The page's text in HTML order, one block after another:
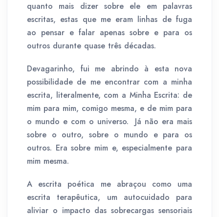
quanto mais dizer sobre ele em palavras
escritas, estas que me eram linhas de fuga
ao pensar e falar apenas sobre e para os
outros durante quase três décadas.
Devagarinho, fui me abrindo à esta nova
possibilidade de me encontrar com a minha
escrita, literalmente, com a Minha Escrita: de
mim para mim, comigo mesma, e de mim para
o mundo e com o universo. Já não era mais
sobre o outro, sobre o mundo e para os
outros. Era sobre mim e, especialmente para
mim mesma.
A escrita poética me abraçou como uma
escrita terapêutica, um autocuidado para
aliviar o impacto das sobrecargas sensoriais